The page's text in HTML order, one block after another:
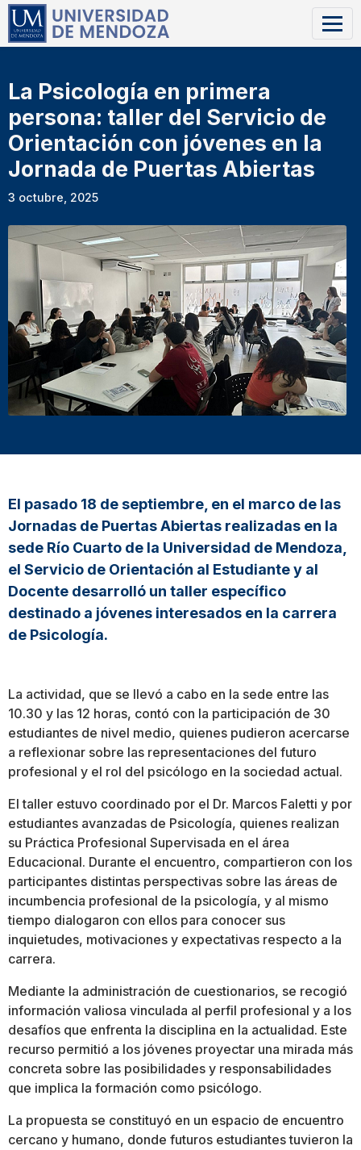
La Psicología en primera
persona: taller del Servicio de
Orientación con jóvenes en la
Jornada de Puertas Abiertas
3 octubre, 2025
El pasado 18 de septiembre, en el marco de las
Jornadas de Puertas Abiertas realizadas en la
sede Río Cuarto de la Universidad de Mendoza,
el Servicio de Orientación al Estudiante y al
Docente desarrolló un taller específico
destinado a jóvenes interesados en la carrera
de Psicología.
La actividad, que se llevó a cabo en la sede entre las
10.30 y las 12 horas, contó con la participación de 30
estudiantes de nivel medio, quienes pudieron acercarse
a reflexionar sobre las representaciones del futuro
profesional y el rol del psicólogo en la sociedad actual.
El taller estuvo coordinado por el Dr. Marcos Faletti y por
estudiantes avanzadas de Psicología, quienes realizan
su Práctica Profesional Supervisada en el área
Educacional. Durante el encuentro, compartieron con los
participantes distintas perspectivas sobre las áreas de
incumbencia profesional de la psicología, y al mismo
tiempo dialogaron con ellos para conocer sus
inquietudes, motivaciones y expectativas respecto a la
carrera.
Mediante la administración de cuestionarios, se recogió
información valiosa vinculada al perfil profesional y a los
desafíos que enfrenta la disciplina en la actualidad. Este
recurso permitió a los jóvenes proyectar una mirada más
concreta sobre las posibilidades y responsabilidades
que implica la formación como psicólogo.
La propuesta se constituyó en un espacio de encuentro
cercano y humano, donde futuros estudiantes tuvieron la